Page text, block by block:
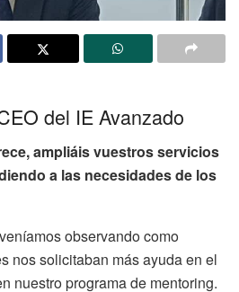
del IE Avanzado
ampliáis vuestros servicios
a las necesidades de los
observando como
nos solicitaban más ayuda en el
nuestro programa de mentoring.